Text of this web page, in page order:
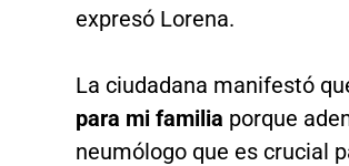
expresó Lorena.
La ciudadana manifestó
para mi familia porque
neumólogo que es crucial